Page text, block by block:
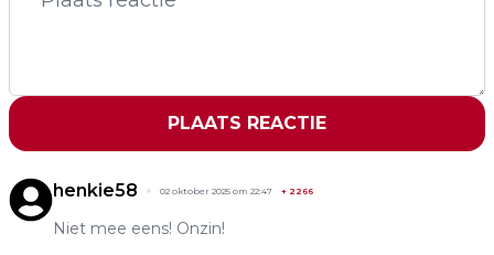
PLAATS REACTIE
henkie58 02 oktober 2025 om 22:47 + 2266
Niet mee eens! Onzin!